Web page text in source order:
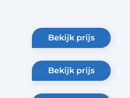
bekijk prijs
bekijk prijs